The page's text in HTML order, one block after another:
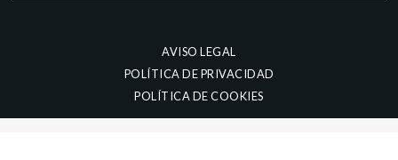
AVISO LEGAL
POLÍTICA DE PRIVACIDAD
POLÍTICA DE COOKIES